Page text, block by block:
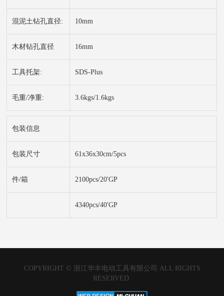
混泥土钻孔直径: 10mm
木材钻孔直径 16mm
工具托架: SDS-Plus
毛重/净重: 3.6kgs/1.6kgs
包装信息
包装尺寸 61x36x30cm/5pcs
件/箱 2100pcs/20'GP
4340pcs/40'GP
COPYRIGHT © 浙江华丰电动工具有限公司 ALL RIGHTS
RESERVED.